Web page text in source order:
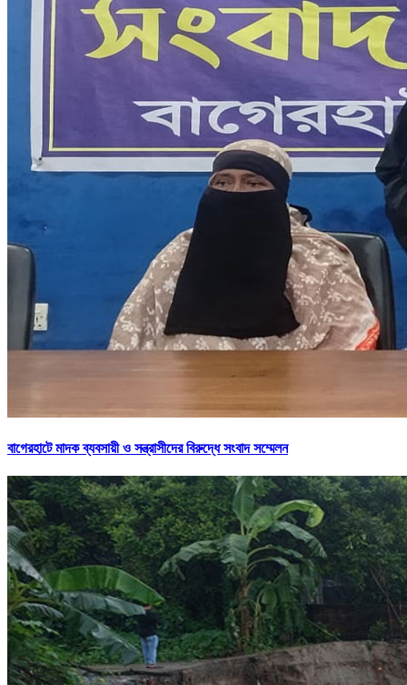
বাগেরহাটে মাদক ব্যবসায়ী ও সন্ত্রাসীদের বিরুদ্ধে সংবাদ সম্মেলন